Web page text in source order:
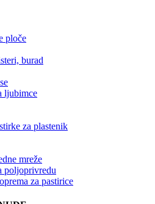
ploče
burad
ljubimce
za plastenik
mreže
poljoprivredu
za pastirice